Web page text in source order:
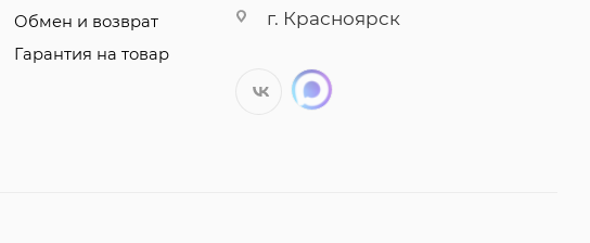
Обмен и возврат
Гарантия на товар
г. Красноярск